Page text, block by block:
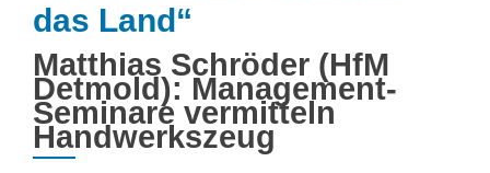
das Land“
Matthias Schröder (HfM
Detmold): Management-
Seminare vermitteln
Handwerkszeug